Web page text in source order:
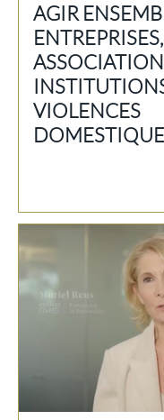
AGIR
ENTREPRISES,
VIOLENCES